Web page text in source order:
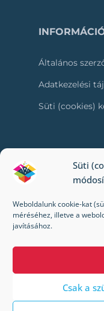
Süti
Weboldalunk cookie-kat
méréséhez, illetve a
javításához.
Csak a
Általános
Adatkezelési
Süti (cookies)
RÓLUNK
Kik vagyunk